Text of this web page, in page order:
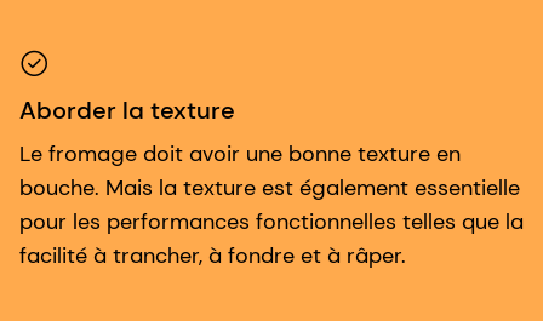
Aborder la texture
Le fromage doit avoir une bonne texture en
bouche. Mais la texture est également essentielle
pour les performances fonctionnelles telles que la
facilité à trancher, à fondre et à râper.